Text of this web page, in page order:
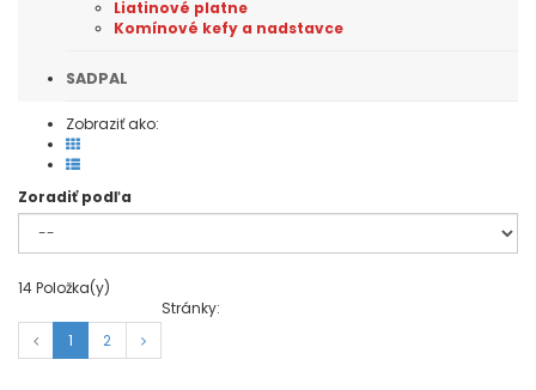
Liatinové platne
Komínové kefy a nadstavce
SADPAL
Zobraziť ako:
Zoradiť podľa
14Položka(y)
1 2
Stránky: